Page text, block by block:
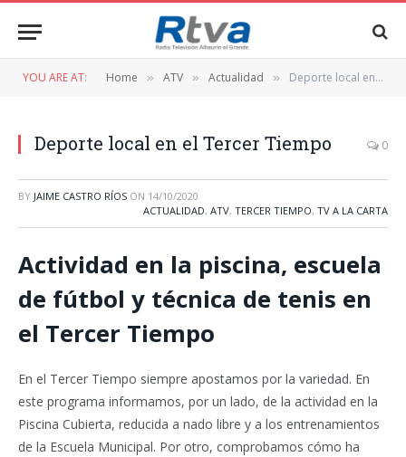
YOU ARE AT: Home » ATV » Actualidad » Deporte local en el Tercer Tiempo
Deporte local en el Tercer Tiempo 0
BY JAIME CASTRO RÍOS ON 14/10/2020
ACTUALIDAD, ATV, TERCER TIEMPO, TV A LA CARTA
Actividad en la piscina, escuela
de fútbol y técnica de tenis en
el Tercer Tiempo
En el Tercer Tiempo siempre apostamos por la variedad. En
este programa informamos, por un lado, de la actividad en la
Piscina Cubierta, reducida a nado libre y a los entrenamientos
de la Escuela Municipal. Por otro, comprobamos cómo ha